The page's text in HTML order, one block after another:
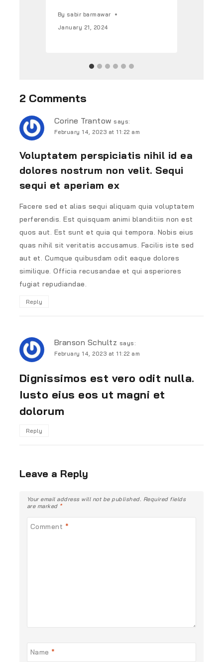
By sabir barmawar
January 21, 2024
2 Comments
Corine Trantow says:
February 14, 2023 at 11:22 am
Voluptatem perspiciatis nihil id ea
dolores nostrum non velit. Sequi
sequi et aperiam ex
Facere sed et alias sequi aliquam quia voluptatem
perferendis. Est quisquam animi blanditiis non est
quos aut. Est sunt et quia qui tempora. Nobis eius
quas nihil sit veritatis accusamus. Facilis iste sed
aut et. Cumque quibusdam odit eaque dolores
similique. Officia recusandae et qui asperiores
fugiat repudiandae.
Reply
Branson Schultz says:
February 14, 2023 at 11:22 am
Dignissimos est vero odit nulla.
Iusto eius eos ut magni et
dolorum
Reply
Leave a Reply
Your email address will not be published. Required fields
are marked *
Comment *
Name *